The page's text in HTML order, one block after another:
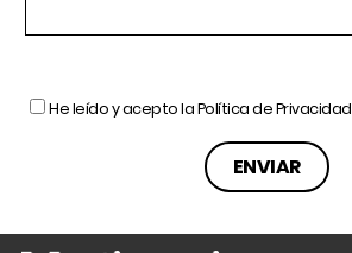
He leído y acepto laPolítica de Privacidad